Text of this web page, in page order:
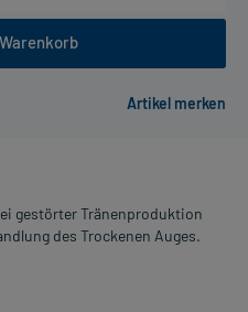
gestörter Tränenproduktion
des Trockenen Auges.